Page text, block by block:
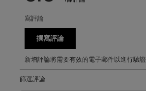
寫評論
撰寫評論
新增評論將需要有效的電子郵件以進行驗證
篩選評論